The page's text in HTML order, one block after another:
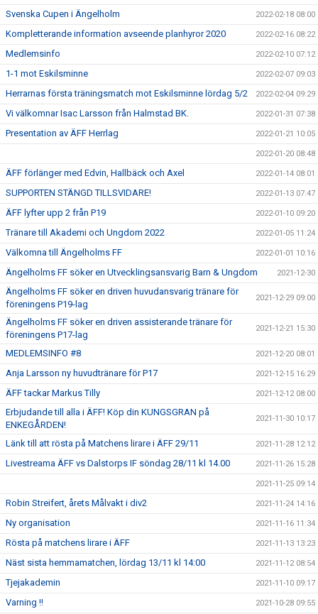
Svenska Cupen i Ängelholm 2022-02-18 08:00
Kompletterande information avseende planhyror 2020 2022-02-16 08:22
Medlemsinfo 2022-02-10 07:12
1-1 mot Eskilsminne 2022-02-07 09:03
Herrarnas första träningsmatch mot Eskilsminne lördag 5/2 2022-02-04 09:29
Vi välkomnar Isac Larsson från Halmstad BK. 2022-01-31 07:38
Presentation av ÄFF Herrlag 2022-01-21 10:05
2022-01-20 08:48
ÄFF förlänger med Edvin, Hallbäck och Axel 2022-01-14 08:01
SUPPORTEN STÄNGD TILLSVIDARE! 2022-01-13 07:47
ÄFF lyfter upp 2 från P19 2022-01-10 09:20
Tränare till Akademi och Ungdom 2022 2022-01-05 11:24
Välkomna till Ängelholms FF 2022-01-01 10:16
Ängelholms FF söker en Utvecklingsansvarig Barn & Ungdom 2021-12-30
Ängelholms FF söker en driven huvudansvarig tränare för
föreningens P19-lag
2021-12-29 09:00
Ängelholms FF söker en driven assisterande tränare för
föreningens P17-lag
2021-12-21 15:30
MEDLEMSINFO #8 2021-12-20 08:01
Anja Larsson ny huvudtränare för P17 2021-12-15 16:29
ÄFF tackar Markus Tilly 2021-12-12 08:00
Erbjudande till alla i ÄFF! Köp din KUNGSGRAN på
ENKEGÅRDEN!
2021-11-30 10:17
Länk till att rösta på Matchens lirare i ÄFF 29/11 2021-11-28 12:12
Livestreama ÄFF vs Dalstorps IF söndag 28/11 kl 14.00 2021-11-26 15:28
2021-11-25 09:14
Robin Streifert, årets Målvakt i div2 2021-11-24 14:16
Ny organisation 2021-11-16 11:34
Rösta på matchens lirare i ÄFF 2021-11-13 13:23
Näst sista hemmamatchen, lördag 13/11 kl 14:00 2021-11-12 08:54
Tjejakademin 2021-11-10 09:17
Varning !! 2021-10-28 09:55